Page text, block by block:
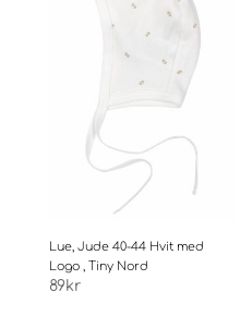
Lue, Jude 40-44 Hvit med
Logo , Tiny Nord
89kr